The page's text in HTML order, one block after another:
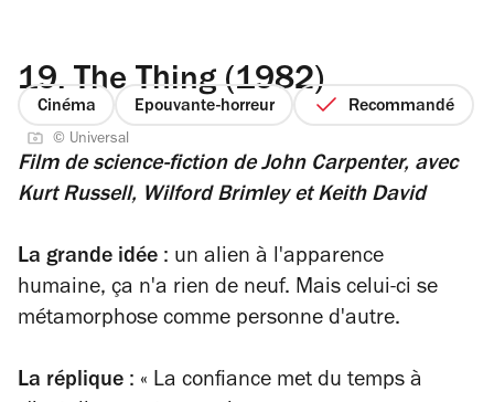
19. The Thing (1982)
Cinéma Epouvante-horreur Recommandé
© Universal
Film de science-fiction de John Carpenter, avec
Kurt Russell, Wilford Brimley et Keith David
La grande idée : un alien à l'apparence
humaine, ça n'a rien de neuf. Mais celui-ci se
métamorphose comme personne d'autre.
La réplique : « La confiance met du temps à